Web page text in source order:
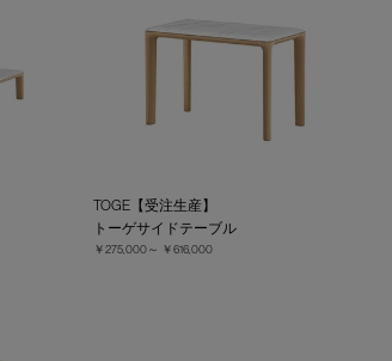
TOGE【受注生産】
トーゲサイドテーブル
￥275,000～ ￥616,000